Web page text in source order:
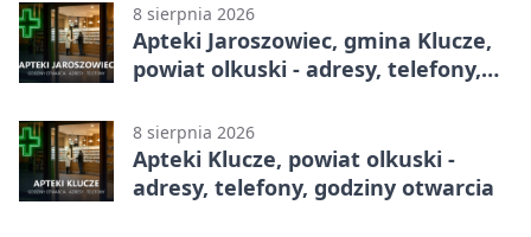
8 sierpnia 2026
Apteki Jaroszowiec, gmina Klucze,
powiat olkuski - adresy, telefony,
8 sierpnia 2026
Apteki Klucze, powiat olkuski -
adresy, telefony, godziny otwarcia